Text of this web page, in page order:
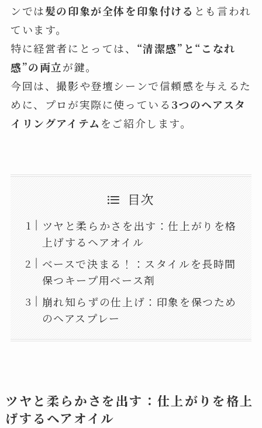
ンでは髪の印象が全体を印象付ける とも言われ
ています。
特に経営者にとっては、 “清潔感”と“こなれ
感”の両立が鍵。
今回は、撮影や登壇シーンで信頼感を与えるた
めに、プロが実際に使っている 3つのヘアスタ
イリングアイテム をご紹介します。
目次
ツヤと柔らかさを出す：仕上がりを格
上げするヘアオイル
ベースで決まる！：スタイルを長時間
保つキープ用ベース剤
崩れ知らずの仕上げ：印象を保つため
のヘアスプレー
ツヤと柔らかさを出す：仕上がりを格上
げするヘアオイル